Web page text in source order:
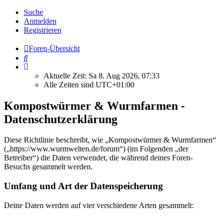
Suche
Anmelden
Registrieren
Foren-Übersicht
Suche
Aktuelle Zeit: Sa 8. Aug 2026, 07:33
Alle Zeiten sind UTC+01:00
Kompostwürmer & Wurmfarmen -
Datenschutzerklärung
Diese Richtlinie beschreibt, wie „Kompostwürmer & Wurmfarmen“
(„https://www.wurmwelten.de/forum“) (im Folgenden „der
Betreiber“) die Daten verwendet, die während deines Foren-
Besuchs gesammelt werden.
Umfang und Art der Datenspeicherung
Deine Daten werden auf vier verschiedene Arten gesammelt: